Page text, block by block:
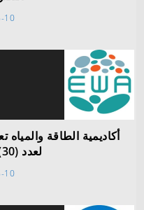
10
أكاديمية الطاقة
لعدد (30) شاب سعودي
10